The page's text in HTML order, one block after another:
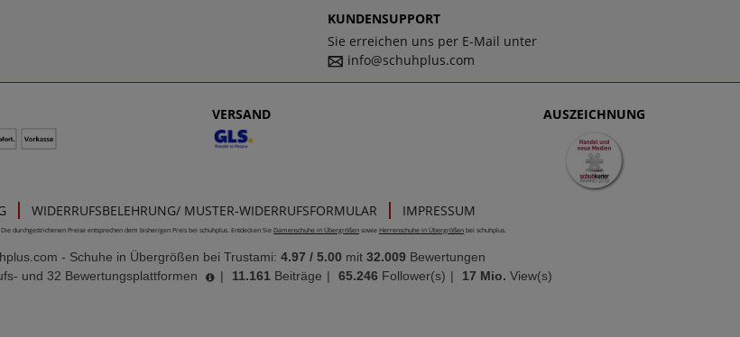
KUNDENSUPPORT
Sie erreichen uns per E-Mail unter
info@schuhplus.com
VERSAND AUSZEICHNUNG
WIDERRUFSBELEHRUNG/ MUSTER-WIDERRUFSFORMULAR IMPRESSUM
durchgestrichenen Preise entsprechen dem bisherigen Preis bei schuhplus. Entdecken Sie Damenschuhe in Übergrößen sowie Herrenschuhe in Übergrößen bei schuhplus.
- Schuhe in Übergrößen bei Trustami: 4.97 / 5.00 mit 32.009 Bewertungen
und 32 Bewertungsplattformen | 11.161 Beiträge | 65.246 Follower(s) | 17 Mio. View(s)